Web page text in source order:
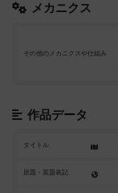
メカニクス
その他のメカニクスや仕組み
作品データ
タイトル
原題・英題表記